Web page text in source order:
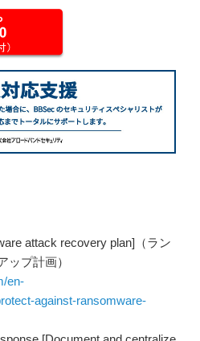
attack recovery plan]（ラン
ップ計画）
en-
against-ransomware-